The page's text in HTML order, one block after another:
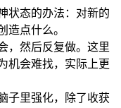
状态的办法：对新的
造点什么。
，然后反复做。这里
机会难找，实际上更
子里强化，除了收获